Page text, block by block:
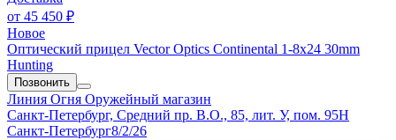
от 45 450 ₽
Новое
Оптический прицел Vector Optics Continental 1-8x24 30mm
Hunting
Позвонить
Линия Огня Оружейный магазин
Санкт-Петербург, Средний пр. В.О., 85, лит. У, пом. 95Н
Санкт-Петербург8/2/26